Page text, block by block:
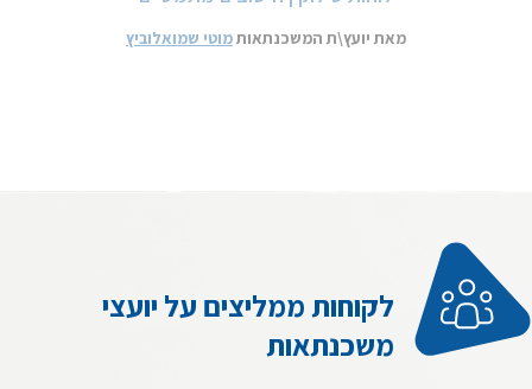
מאת יועץ\ת המשכנתאותמוטי שמואלוביץ
לקוחות ממליצים על יועצי
משכנתאות